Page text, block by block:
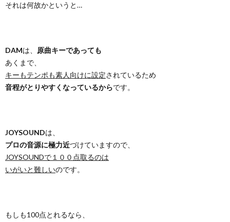
それは何故かというと…
DAMは、 原曲キーであっても
あくまで、
キーもテンポも素人向けに設定されているため
音程がとりやすくなっているからです。
JOYSOUNDは、
プロの音源に極力近づけていますので、
JOYSOUNDで１００点取るのは
いがいと難しいのです。
もしも100点とれるなら、